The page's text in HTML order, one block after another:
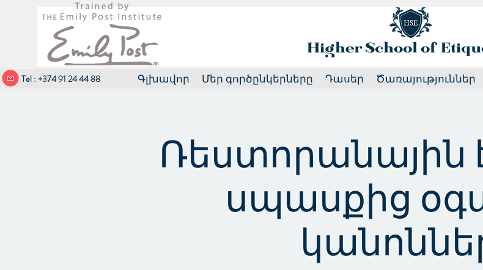
Tel : +374 91 24 44 88 Գլխավոր Մեր գործընկերները Դասեր Ծառայություններ
Ռեստորանային
սպասքից